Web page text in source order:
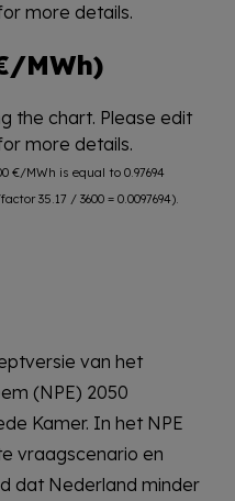
more details.
MWh)
the chart. Please edit
more details.
€/MWh is equal to 0.97694
35.17 / 3600 = 0.0097694).
van het
(NPE) 2050
Kamer. In het NPE
vraagscenario en
dat Nederland minder